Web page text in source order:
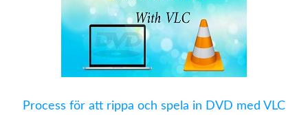
Process för att rippa och spela in DVD med VLC